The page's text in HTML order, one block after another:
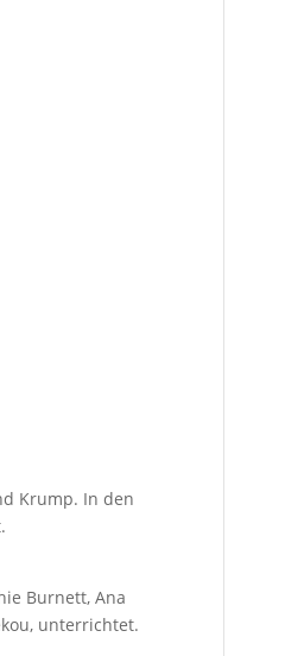
Krump. In den
Burnett, Ana
unterrichtet.